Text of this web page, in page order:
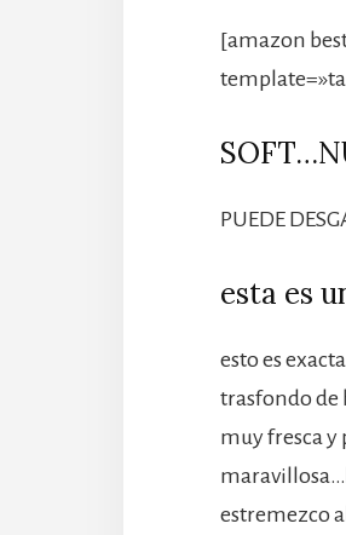
[amazon
PUEDE
esta es
esto es
trasfondo de
muy fresca y
estremezco